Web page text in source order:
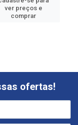
ver preços e
comprar
ofertas!